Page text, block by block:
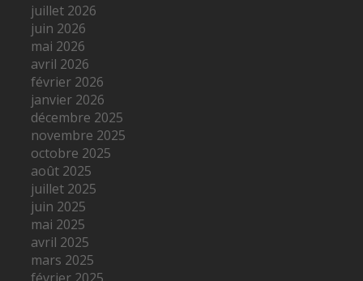
juillet 2026
juin 2026
mai 2026
avril 2026
février 2026
janvier 2026
décembre 2025
novembre 2025
octobre 2025
août 2025
juillet 2025
juin 2025
mai 2025
avril 2025
mars 2025